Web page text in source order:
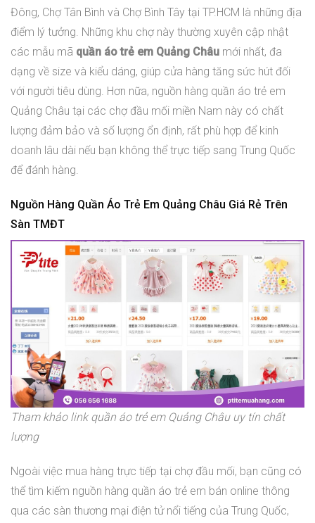
Đông, Chợ Tân Bình và Chợ Bình Tây tại TP.HCM là những địa
điểm lý tưởng. Những khu chợ này thường xuyên cập nhật
các mẫu mã quần áo trẻ em Quảng Châu mới nhất, đa
dạng về size và kiểu dáng, giúp cửa hàng tăng sức hút đối
với người tiêu dùng. Hơn nữa, nguồn hàng quần áo trẻ em
Quảng Châu tại các chợ đầu mối miền Nam này có chất
lượng đảm bảo và số lượng ổn định, rất phù hợp để kinh
doanh lâu dài nếu bạn không thể trực tiếp sang Trung Quốc
để đánh hàng.
Nguồn Hàng Quần Áo Trẻ Em Quảng Châu Giá Rẻ Trên
Sàn TMĐT
Tham khảo link quần áo trẻ em Quảng Châu uy tín chất
lượng
Ngoài việc mua hàng trực tiếp tại chợ đầu mối, bạn cũng có
thể tìm kiếm nguồn hàng quần áo trẻ em bán online thông
qua các sàn thương mại điện tử nổi tiếng của Trung Quốc,